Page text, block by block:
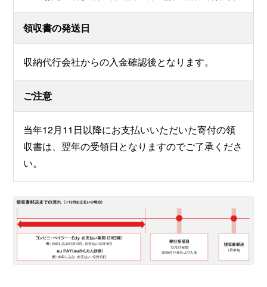
領収書の発送日
収納代行会社からの入金確認後となります。
ご注意
当年12月11日以降にお支払いいただいた寄付の領
収書は、翌年の受領日となりますのでご了承くださ
い。